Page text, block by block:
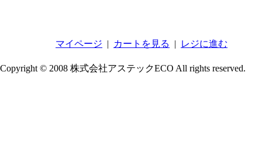
マイページ | カートを見る | レジに進む
Copyright © 2008 株式会社アステックECO All rights reserved.